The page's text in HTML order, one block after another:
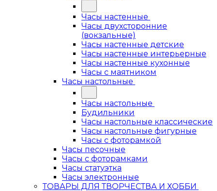
Часы настенные
Часы двухсторонние
(вокзальные)
Часы настенные детские
Часы настенные интерьерные
Часы настенные кухонные
Часы с маятником
Часы настольные
Часы настольные
Будильники
Часы настольные классические
Часы настольные фигурные
Часы с фоторамкой
Часы песочные
Часы с фоторамками
Часы статуэтка
Часы электронные
ТОВАРЫ ДЛЯ ТВОРЧЕСТВА И ХОББИ